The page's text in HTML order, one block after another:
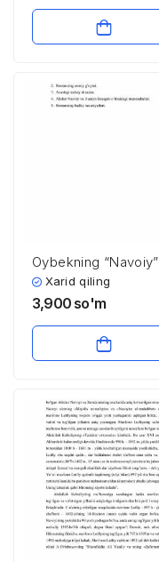
Oybekning “Navoiy”
romani
Xarid qiling
3,900 so'm